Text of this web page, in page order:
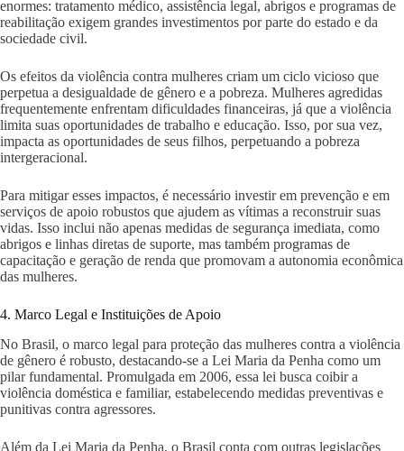
enormes: tratamento médico, assistência legal, abrigos e programas de
reabilitação exigem grandes investimentos por parte do estado e da
sociedade civil.
Os efeitos da violência contra mulheres criam um ciclo vicioso que
perpetua a desigualdade de gênero e a pobreza. Mulheres agredidas
frequentemente enfrentam dificuldades financeiras, já que a violência
limita suas oportunidades de trabalho e educação. Isso, por sua vez,
impacta as oportunidades de seus filhos, perpetuando a pobreza
intergeracional.
Para mitigar esses impactos, é necessário investir em prevenção e em
serviços de apoio robustos que ajudem as vítimas a reconstruir suas
vidas. Isso inclui não apenas medidas de segurança imediata, como
abrigos e linhas diretas de suporte, mas também programas de
capacitação e geração de renda que promovam a autonomia econômica
das mulheres.
4. Marco Legal e Instituições de Apoio
No Brasil, o marco legal para proteção das mulheres contra a violência
de gênero é robusto, destacando-se a Lei Maria da Penha como um
pilar fundamental. Promulgada em 2006, essa lei busca coibir a
violência doméstica e familiar, estabelecendo medidas preventivas e
punitivas contra agressores.
Além da Lei Maria da Penha, o Brasil conta com outras legislações